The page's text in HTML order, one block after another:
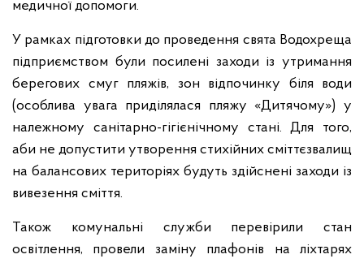
медичної допомоги.
У рамках підготовки до проведення свята Водохреща
підприємством були посилені заходи із утримання
берегових смуг пляжів, зон відпочинку біля води
(особлива увага приділялася пляжу «Дитячому») у
належному санітарно-гігієнічному стані. Для того,
аби не допустити утворення стихійних сміттєзвалищ
на балансових територіях будуть здійснені заходи із
вивезення сміття.
Також комунальні служби перевірили стан
освітлення, провели заміну плафонів на ліхтарях